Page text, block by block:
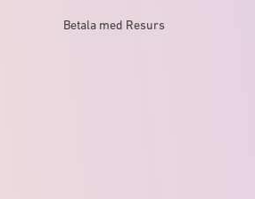
Betala med Resurs